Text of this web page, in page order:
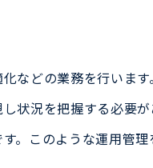
などの業務を行います。
状況を把握する必要が
。このような運用管理